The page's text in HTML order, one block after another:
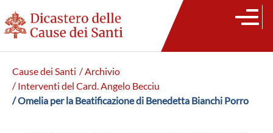
Cause dei Santi / Archivio
/ Interventi del Card. Angelo Becciu
/ Omelia per la Beatificazione di Benedetta Bianchi Porro